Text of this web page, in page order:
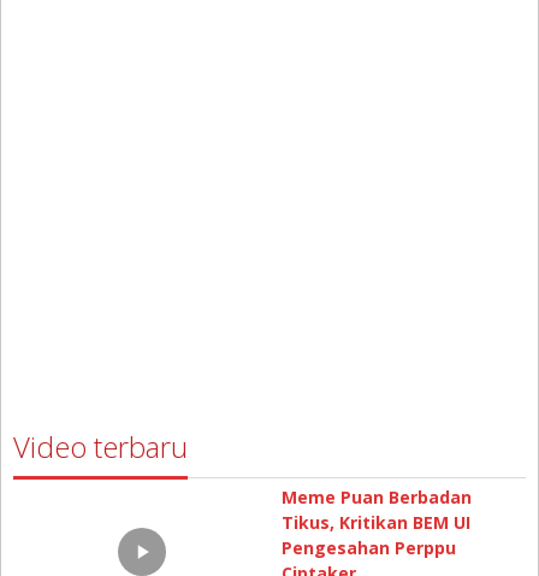
Video terbaru
Meme Puan Berbadan
Tikus, Kritikan BEM UI
Pengesahan Perppu